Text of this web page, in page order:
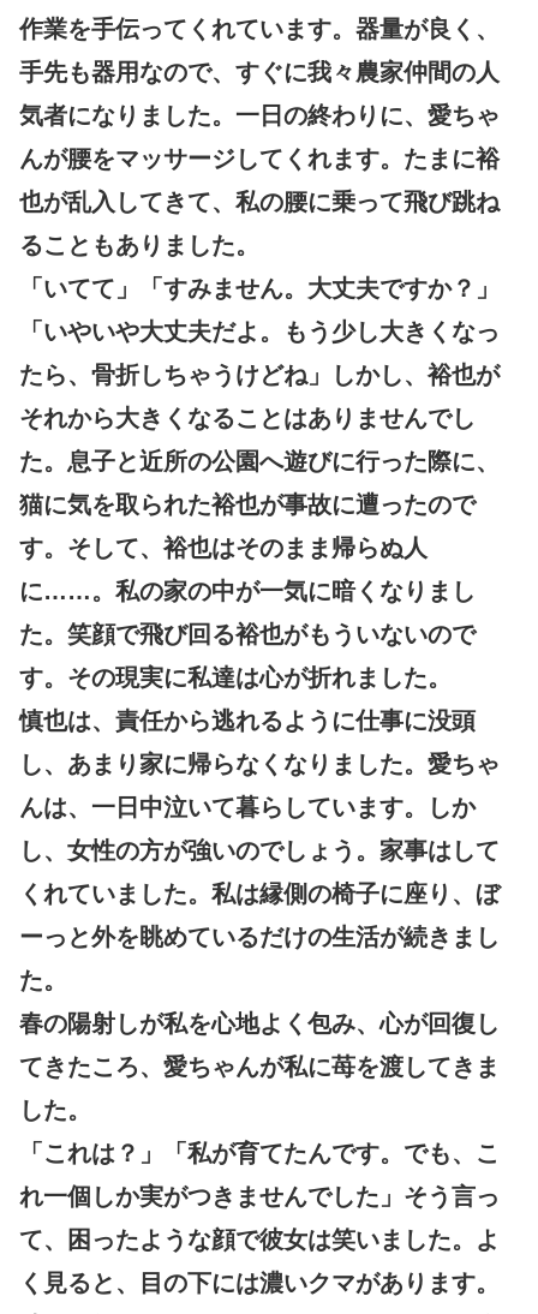
作業を手伝ってくれています。器量が良く、
手先も器用なので、すぐに我々農家仲間の人
気者になりました。一日の終わりに、愛ちゃ
んが腰をマッサージしてくれます。たまに裕
也が乱入してきて、私の腰に乗って飛び跳ね
ることもありました。
「いてて」「すみません。大丈夫ですか？」
「いやいや大丈夫だよ。もう少し大きくなっ
たら、骨折しちゃうけどね」しかし、裕也が
それから大きくなることはありませんでし
た。息子と近所の公園へ遊びに行った際に、
猫に気を取られた裕也が事故に遭ったので
す。そして、裕也はそのまま帰らぬ人
に……。私の家の中が一気に暗くなりまし
た。笑顔で飛び回る裕也がもういないので
す。その現実に私達は心が折れました。
慎也は、責任から逃れるように仕事に没頭
し、あまり家に帰らなくなりました。愛ちゃ
んは、一日中泣いて暮らしています。しか
し、女性の方が強いのでしょう。家事はして
くれていました。私は縁側の椅子に座り、ぼ
ーっと外を眺めているだけの生活が続きまし
た。
春の陽射しが私を心地よく包み、心が回復し
てきたころ、愛ちゃんが私に苺を渡してきま
した。
「これは？」「私が育てたんです。でも、こ
れ一個しか実がつきませんでした」そう言っ
て、困ったような顔で彼女は笑いました。よ
く見ると、目の下には濃いクマがあります。